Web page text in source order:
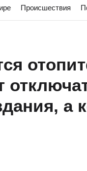
Происшествия
а